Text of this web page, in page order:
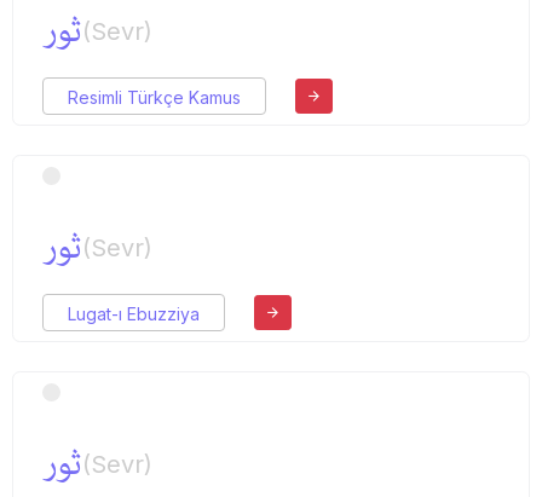
ثور(Sevr)
Resimli Türkçe Kamus
ثور(Sevr)
Lugat-ı Ebuzziya
ثور(Sevr)